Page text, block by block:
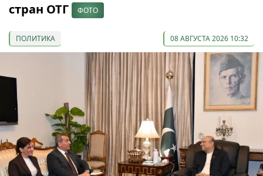
стран ОТГ
ФОТО
ПОЛИТИКА 08 АВГУСТА 2026 10:32